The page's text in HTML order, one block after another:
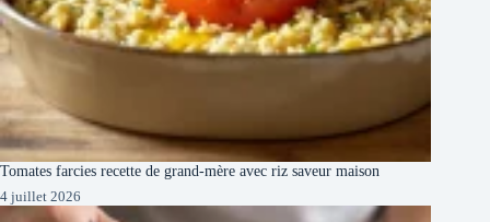
Tomates farcies recette de grand-mère avec riz saveur maison
4 juillet 2026